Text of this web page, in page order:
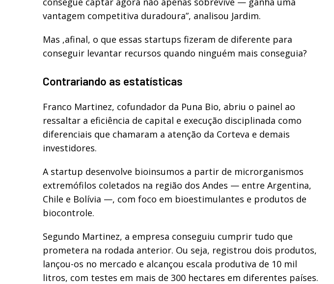
vantagem competitiva duradoura”, analisou Jardim.
Mas ,afinal, o que essas startups fizeram de diferente para
conseguir levantar recursos quando ninguém mais conseguia?
Contrariando as estatísticas
Franco Martinez, cofundador da Puna Bio, abriu o painel ao
ressaltar a eficiência de capital e execução disciplinada como
diferenciais que chamaram a atenção da Corteva e demais
investidores.
A startup desenvolve bioinsumos a partir de microrganismos
extremófilos coletados na região dos Andes — entre Argentina,
Chile e Bolívia —, com foco em bioestimulantes e produtos de
biocontrole.
Segundo Martinez, a empresa conseguiu cumprir tudo que
prometera na rodada anterior. Ou seja, registrou dois produtos,
lançou-os no mercado e alcançou escala produtiva de 10 mil
litros, com testes em mais de 300 hectares em diferentes países.